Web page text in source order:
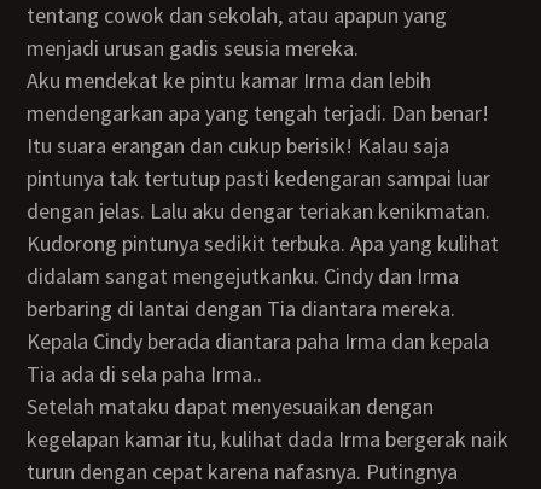
tentang cowok dan sekolah, atau apapun yang
menjadi urusan gadis seusia mereka.
Aku mendekat ke pintu kamar Irma dan lebih
mendengarkan apa yang tengah terjadi. Dan benar!
Itu suara erangan dan cukup berisik! Kalau saja
pintunya tak tertutup pasti kedengaran sampai luar
dengan jelas. Lalu aku dengar teriakan kenikmatan.
Kudorong pintunya sedikit terbuka. Apa yang kulihat
didalam sangat mengejutkanku. Cindy dan Irma
berbaring di lantai dengan Tia diantara mereka.
Kepala Cindy berada diantara paha Irma dan kepala
Tia ada di sela paha Irma..
Setelah mataku dapat menyesuaikan dengan
kegelapan kamar itu, kulihat dada Irma bergerak naik
turun dengan cepat karena nafasnya. Putingnya